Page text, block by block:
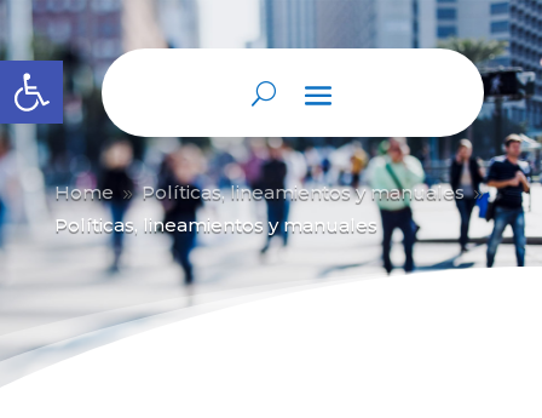
Abrir barra de herramientas
Home 9 Políticas, lineamientos y manuales 9
Políticas, lineamientos y manuales